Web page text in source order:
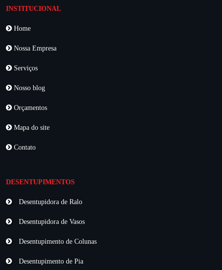
INSTITUCIONAL
Home
Nossa Empresa
Serviços
Nosso blog
Orçamentos
Mapa do site
Contato
DESENTUPIMENTOS
Desentupidora de Ralo
Desentupidora de Vasos
Desentupimento de Colunas
Desentupimento de Pia